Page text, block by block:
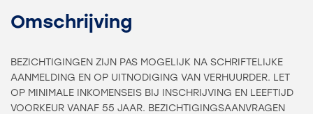
Omschrijving
BEZICHTIGINGEN ZIJN PAS MOGELIJK NA SCHRIFTELIJKE
AANMELDING EN OP UITNODIGING VAN VERHUURDER. LET
OP MINIMALE INKOMENSEIS BIJ INSCHRIJVING EN LEEFTIJD
VOORKEUR VANAF 55 JAAR. BEZICHTIGINGSAANVRAGEN